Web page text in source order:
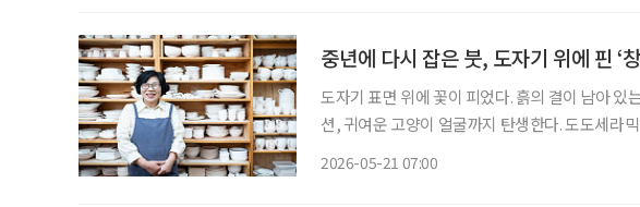
중년에 다시 잡은 붓, 도자기 위에 핀 ‘
도자기 표면 위에 꽃이 피었다. 흙의 결이 남아 있
션, 귀여운 고양이 얼굴까지 탄생한다. 도도세라
2026-05-21 07:00